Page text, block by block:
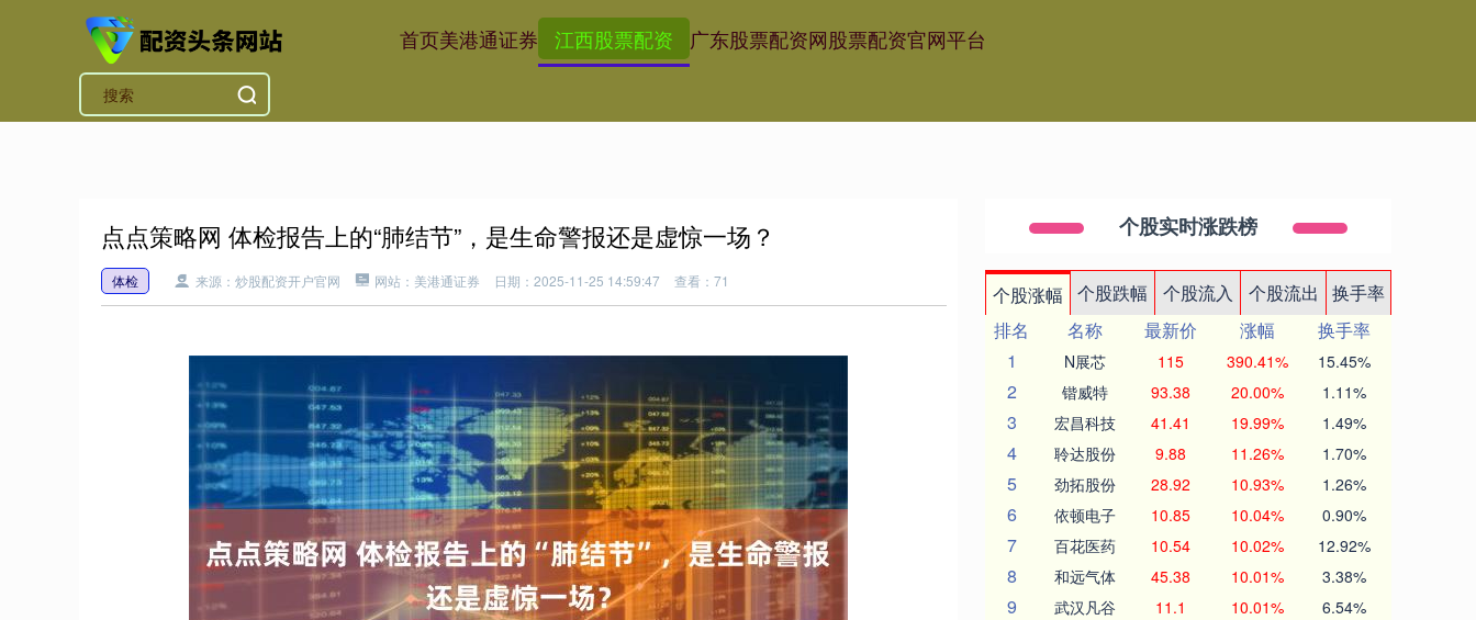
首页美港通证券 江西股票配资 广东股票配资网股票配资官网平台
点点策略网 体检报告上的“肺结节”，是生命警报还是虚惊一场？
体检 来源：炒股配资开户官网 网站：美港通证券 日期：2025-11-25 14:59:47 查看：71
个股实时涨跌榜
个股涨幅 个股跌幅 个股流入 个股流出
换手率
排名
名称 最新价 涨幅
换手率
1
N展芯 115 390.41% 15.45%
2 锴威特 93.38 20.00% 1.11%
3 宏昌科技 41.41 19.99% 1.49%
4 聆达股份 9.88 11.26% 1.70%
5 劲拓股份 28.92 10.93% 1.26%
6 依顿电子 10.85 10.04% 0.90%
7 百花医药 10.54 10.02% 12.92%
8 和远气体 45.38 10.01% 3.38%
9 武汉凡谷 11.1 10.01% 6.54%